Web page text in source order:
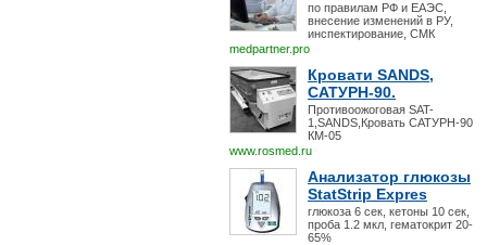
по правилам РФ и ЕАЭС,
внесение изменений в РУ,
инспектирование, СМК
medpartner.pro
Кровати SANDS,
САТУРН-90.
Противоожоговая SAT-
1,SANDS,Кровать САТУРН-90
КМ-05
www.rosmed.ru
Анализатор глюкозы
StatStrip Expres
глюкоза 6 сек, кетоны 10 сек,
проба 1.2 мкл, гематокрит 20-
65%